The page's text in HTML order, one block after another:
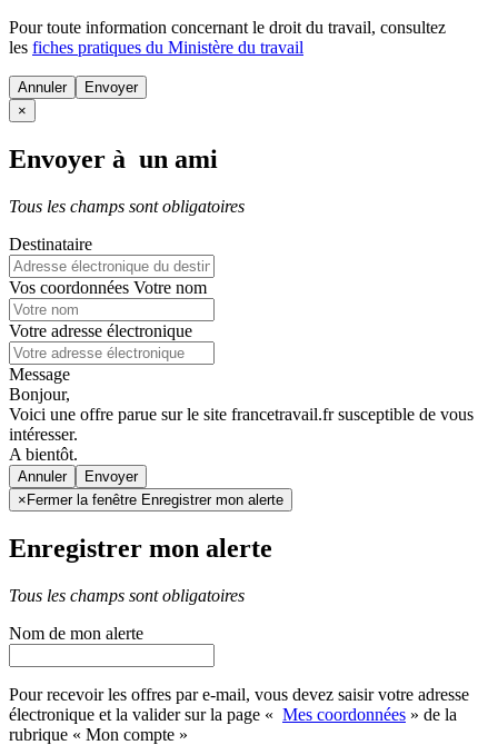
Pour toute information concernant le droit du travail, consultez
les fiches pratiques du Ministère du travail
Annuler
×
Envoyer à un ami
Tous les champs sont obligatoires
Destinataire
Vos coordonnées Votre nom
Votre adresse électronique
Message
Bonjour,
Voici une offre parue sur le site francetravail.fr susceptible de vous
intéresser.
A bientôt.
Annuler
× Fermer la fenêtre Enregistrer mon alerte
Enregistrer mon alerte
Tous les champs sont obligatoires
Nom de mon alerte
Pour recevoir les offres par e-mail, vous devez saisir votre adresse
électronique et la valider sur la page « Mes coordonnées » de la
rubrique « Mon compte »